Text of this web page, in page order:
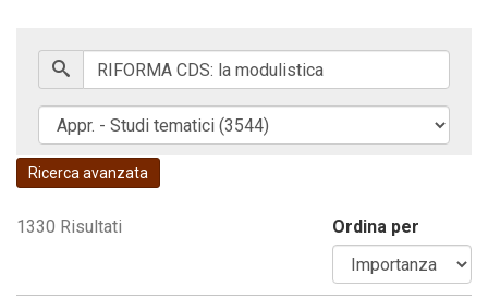
Edilizia e ambiente
Normativa nazionale
Normativa regionale
Codice della strada
Ricerca avanzata
1330 Risultati Ordina per